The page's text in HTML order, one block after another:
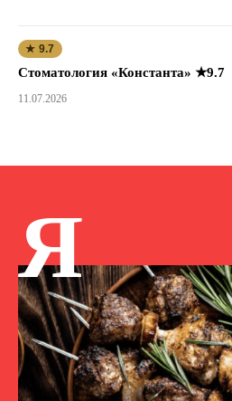
★ 9.7
Стоматология «Константа» ★9.7
11.07.2026
Я